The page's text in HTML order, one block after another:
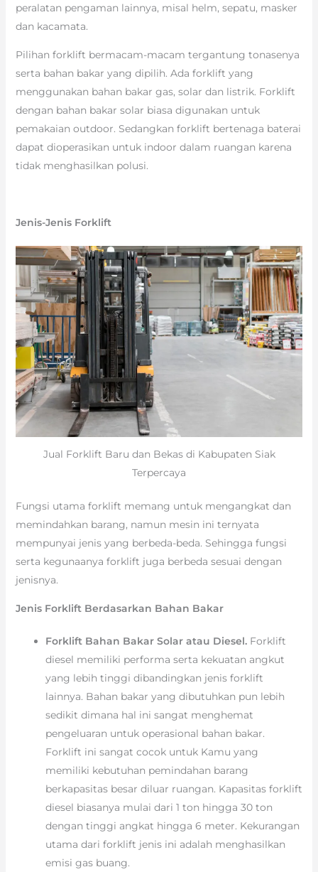
peralatan pengaman lainnya, misal helm, sepatu, masker
dan kacamata.
Pilihan forklift bermacam-macam tergantung tonasenya
serta bahan bakar yang dipilih. Ada forklift yang
menggunakan bahan bakar gas, solar dan listrik. Forklift
dengan bahan bakar solar biasa digunakan untuk
pemakaian outdoor. Sedangkan forklift bertenaga baterai
dapat dioperasikan untuk indoor dalam ruangan karena
tidak menghasilkan polusi.
Jenis-Jenis Forklift
Jual Forklift Baru dan Bekas di Kabupaten Siak
Terpercaya
Fungsi utama forklift memang untuk mengangkat dan
memindahkan barang, namun mesin ini ternyata
mempunyai jenis yang berbeda-beda. Sehingga fungsi
serta kegunaanya forklift juga berbeda sesuai dengan
jenisnya.
Jenis Forklift Berdasarkan Bahan Bakar
Forklift Bahan Bakar Solar atau Diesel. Forklift
diesel memiliki performa serta kekuatan angkut
yang lebih tinggi dibandingkan jenis forklift
lainnya. Bahan bakar yang dibutuhkan pun lebih
sedikit dimana hal ini sangat menghemat
pengeluaran untuk operasional bahan bakar.
Forklift ini sangat cocok untuk Kamu yang
memiliki kebutuhan pemindahan barang
berkapasitas besar diluar ruangan. Kapasitas forklift
diesel biasanya mulai dari 1 ton hingga 30 ton
dengan tinggi angkat hingga 6 meter. Kekurangan
utama dari forklift jenis ini adalah menghasilkan
emisi gas buang.